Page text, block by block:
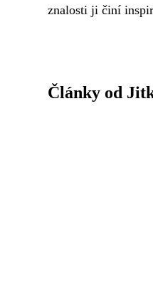
znalosti ji činí
Články od